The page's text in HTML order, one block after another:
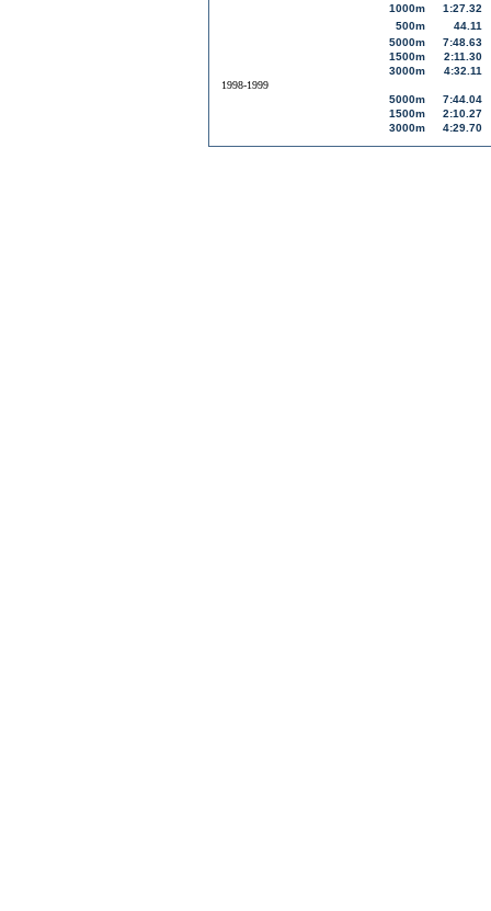
1000m
1:27.32
500m
44.11
5000m
7:48.63
1500m
2:11.30
3000m
4:32.11
1998-1999
5000m
7:44.04
1500m
2:10.27
3000m
4:29.70